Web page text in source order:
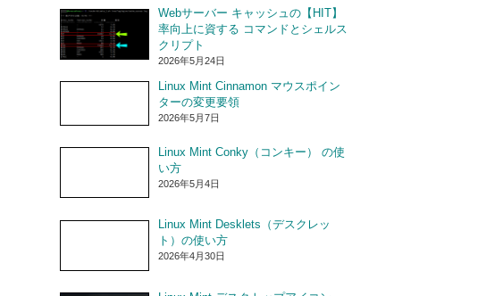
Webサーバー キャッシュの【HIT】
率向上に資する コマンドとシェルス
クリプト
2026年5月24日
Linux Mint Cinnamon マウスポイン
ターの変更要領
2026年5月7日
Linux Mint Conky（コンキー） の使
い方
2026年5月4日
Linux Mint Desklets（デスクレッ
ト）の使い方
2026年4月30日